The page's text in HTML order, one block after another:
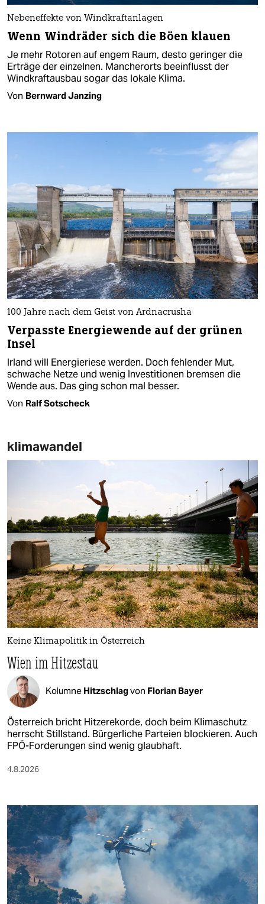
Nebeneffekte von Windkraftanlagen
Wenn Windräder sich die Böen klauen
Je mehr Rotoren auf engem Raum, desto geringer die
Erträge der einzelnen. Mancherorts beeinflusst der
Windkraftausbau sogar das lokale Klima.
Von Bernward Janzing
100 Jahre nach dem Geist von Ardnacrusha
Verpasste Energiewende auf der grünen
Insel
Irland will Energieriese werden. Doch fehlender Mut,
schwache Netze und wenig Investitionen bremsen die
Wende aus. Das ging schon mal besser.
Von Ralf Sotscheck
klimawandel
Keine Klimapolitik in Österreich
Wien im Hitzestau
Kolumne Hitzschlagvon Florian Bayer
Österreich bricht Hitzerekorde, doch beim Klimaschutz
herrscht Stillstand. Bürgerliche Parteien blockieren. Auch
FPÖ-Forderungen sind wenig glaubhaft.
4.8.2026